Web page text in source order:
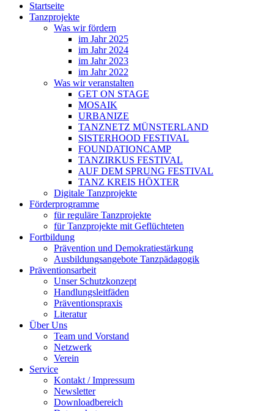
Startseite
Tanzprojekte
Was wir fördern
im Jahr 2025
im Jahr 2024
im Jahr 2023
im Jahr 2022
Was wir veranstalten
GET ON STAGE
MOSAIK
URBANIZE
TANZNETZ MÜNSTERLAND
SISTERHOOD FESTIVAL
FOUNDATIONCAMP
TANZIRKUS FESTIVAL
AUF DEM SPRUNG FESTIVAL
TANZ KREIS HÖXTER
Digitale Tanzprojekte
Förder­programme
für reguläre Tanzprojekte
für Tanzprojekte mit Geflüchteten
Fortbildung
Prävention und Demokratiestärkung
Ausbildungsangebote Tanzpädagogik
Präventionsarbeit
Unser Schutz­kon­zept
Handlungsleitfäden
Präventionspraxis
Literatur
Über Uns
Team und Vorstand
Netzwerk
Verein
Service
Kontakt / Impressum
Newsletter
Downloadbereich